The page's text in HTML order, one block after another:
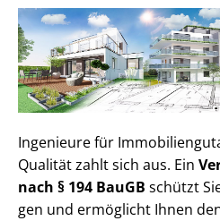
Ingenieure für
Qualität zahlt sich aus. Ein
nach § 194 BauGB schützt
gen und ermöglicht Ihnen